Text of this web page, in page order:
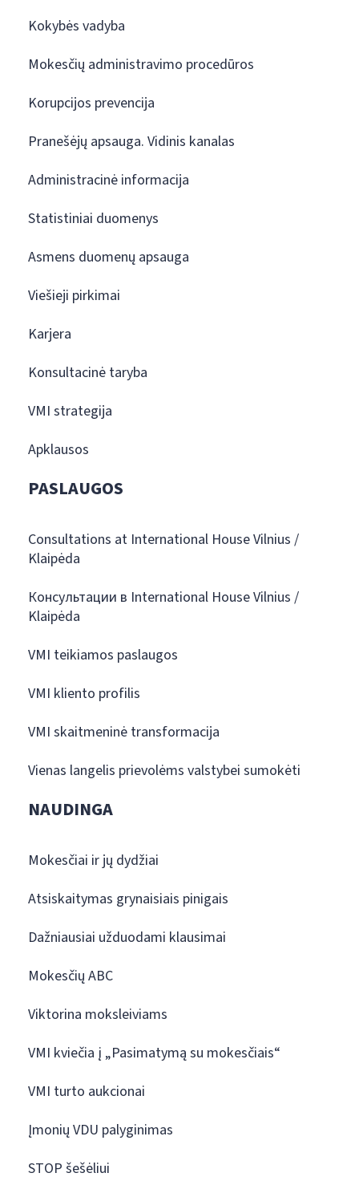
Kokybės vadyba
Mokesčių administravimo procedūros
Korupcijos prevencija
Pranešėjų apsauga. Vidinis kanalas
Administracinė informacija
Statistiniai duomenys
Asmens duomenų apsauga
Viešieji pirkimai
Karjera
Konsultacinė taryba
VMI strategija
Apklausos
PASLAUGOS
Consultations at International House Vilnius /
Klaipėda
Консультации в International House Vilnius /
Klaipėda
VMI teikiamos paslaugos
VMI kliento profilis
VMI skaitmeninė transformacija
Vienas langelis prievolėms valstybei sumokėti
NAUDINGA
Mokesčiai ir jų dydžiai
Atsiskaitymas grynaisiais pinigais
Dažniausiai užduodami klausimai
Mokesčių ABC
Viktorina moksleiviams
VMI kviečia į „Pasimatymą su mokesčiais“
VMI turto aukcionai
Įmonių VDU palyginimas
STOP šešėliui